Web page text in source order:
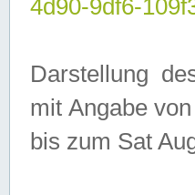
4d90-9df6-
Darstellung
mit Angabe
bis zum Sat